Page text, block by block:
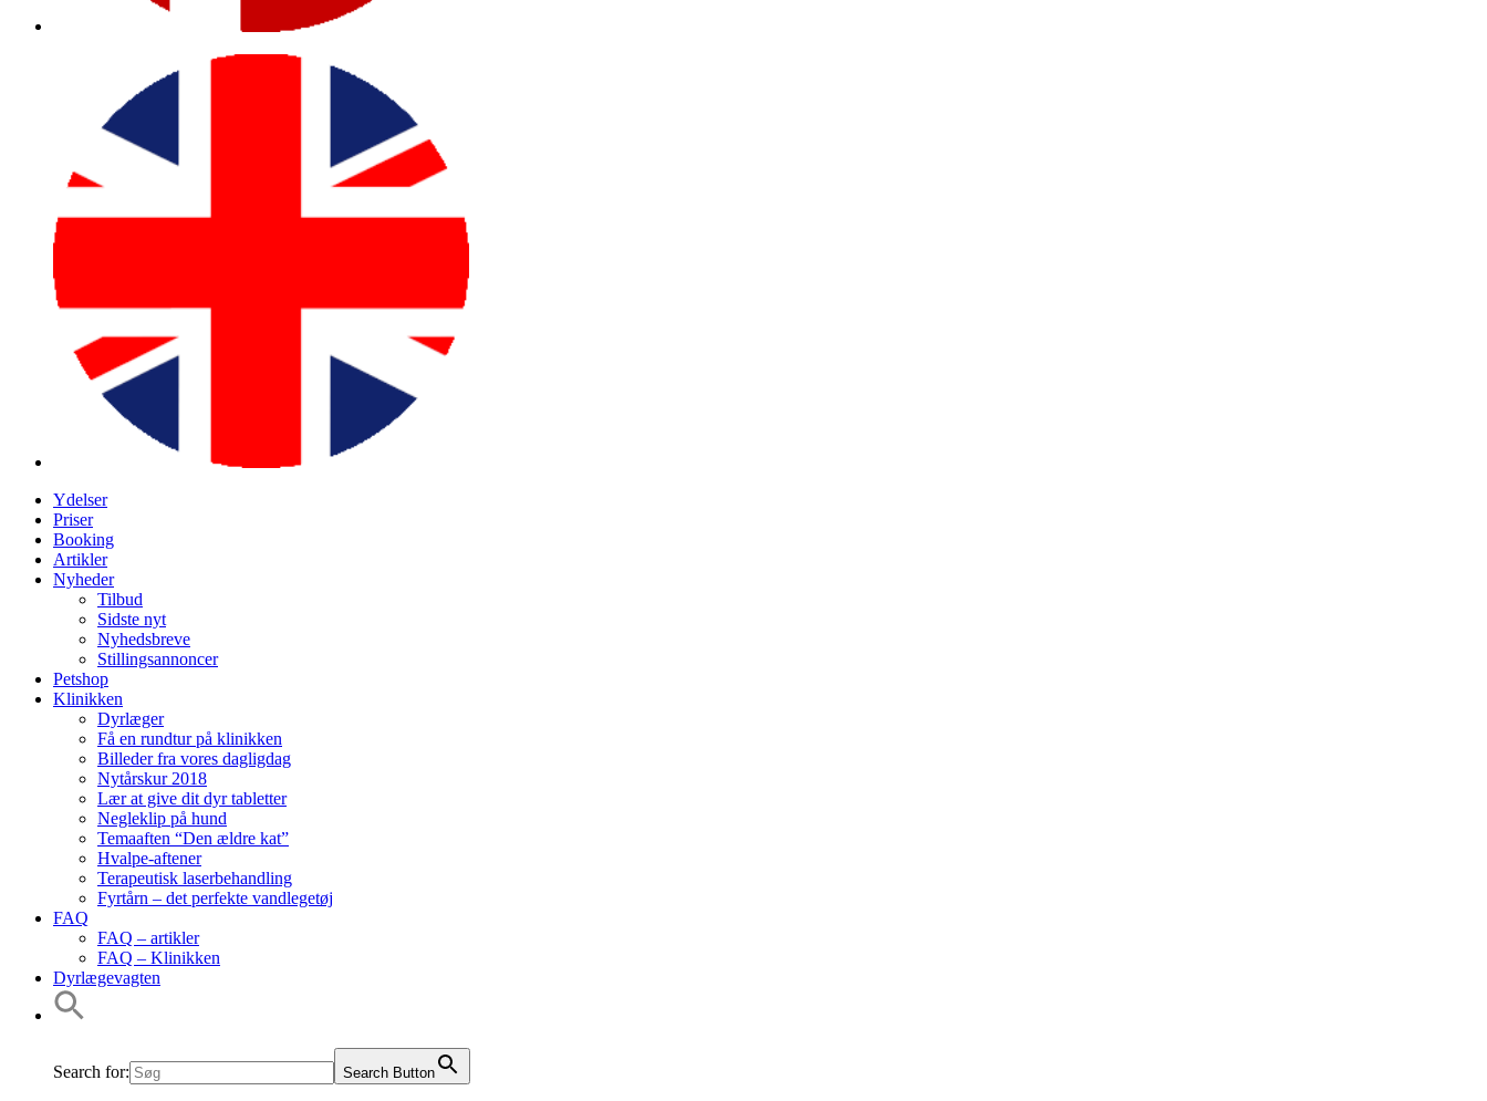
Ydelser
Priser
Booking
Artikler
Nyheder
Tilbud
Sidste nyt
Nyhedsbreve
Stillingsannoncer
Petshop
Klinikken
Dyrlæger
Få en rundtur på klinikken
Billeder fra vores dagligdag
Nytårskur 2018
Lær at give dit dyr tabletter
Negleklip på hund
Temaaften “Den ældre kat”
Hvalpe-aftener
Terapeutisk laserbehandling
Fyrtårn – det perfekte vandlegetøj
FAQ
FAQ – artikler
FAQ – Klinikken
Dyrlægevagten
Search for: Search Button